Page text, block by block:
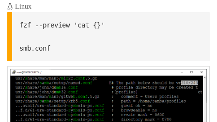
Linux
fzf --preview 'cat {}'
smb.conf